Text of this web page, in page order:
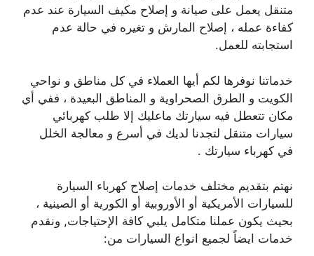
متنقل يعمل على صيانة و إصلاح مكيف السيارة عند عدم
كفاءة عمله ، إصلاح المارش و تغيره في حالة عدم
استجابته للعمل.
خدماتنا نوفرها لكم أيها العملاء في كل مناطق و نواحي
الكويت و الطرق الصحراوية و المناطق البعيدة ، ففي أي
مكان تتعطل فيه سيارتك ماعليك إلا طلب كهربائي
سيارات متنقل لتجدنا لديك في أسرع و معالجة الخلل
في كهرباء سيارتك .
نهتم بتقديم مختلف خدمات إصلاح كهرباء السيارة
للسيارات الأمريكية أو الأوروبية أو الكورية أو الصينية ،
بحيث يكون عملنا متكامل يلبي كافة الإحتياجات, ونقدم
خدمات ايضاً لجميع انواع السيارات من: